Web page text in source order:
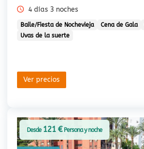
4 días 3 noches
Baile/Fiesta de Nochevieja Cena de Gala
Uvas de la suerte
Ver precios
Desde 121 €Persona y noche